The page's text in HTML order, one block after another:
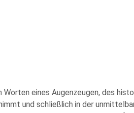
eines Augenzeugen, des
und schließlich in der